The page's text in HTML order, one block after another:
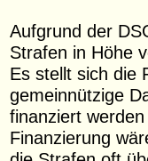
Aufgrund der
Strafen in Höhe
Es stellt sich die
gemeinnützige
finanziert
Finanzierung